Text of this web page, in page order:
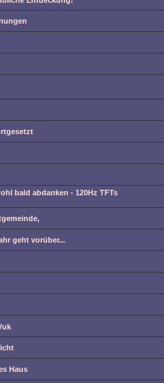
bald abdanken - 120Hz TFTs
geht vorüber...
Haus